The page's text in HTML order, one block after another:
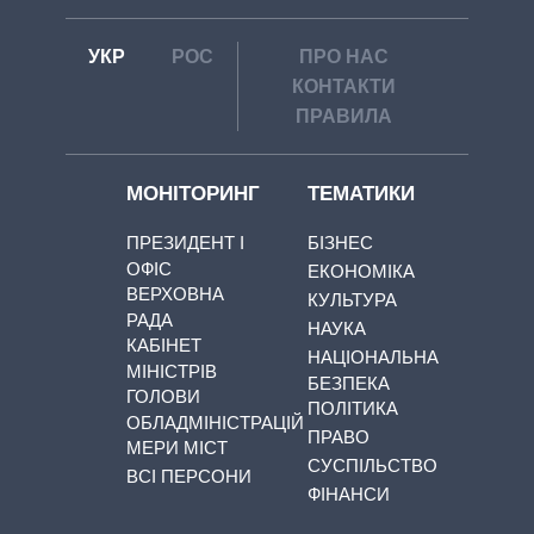
УКР РОС
ПРО НАС
КОНТАКТИ
ПРАВИЛА
МОНІТОРИНГ
ПРЕЗИДЕНТ І
ОФІС
ВЕРХОВНА
РАДА
КАБІНЕТ
МІНІСТРІВ
ГОЛОВИ
ОБЛАДМІНІСТРАЦІЙ
МЕРИ МІСТ
ВСІ ПЕРСОНИ
ТЕМАТИКИ
БІЗНЕС
ЕКОНОМІКА
КУЛЬТУРА
НАУКА
НАЦІОНАЛЬНА
БЕЗПЕКА
ПОЛІТИКА
ПРАВО
СУСПІЛЬСТВО
ФІНАНСИ